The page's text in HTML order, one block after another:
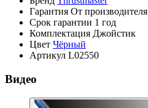
Гарантия От производителя
Срок гарантии 1 год
Комплектация Джойстик
Цвет Чёрный
Артикул L02550
Видео